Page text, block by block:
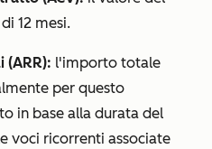
12 mesi.
(ARR): l'importo totale
per questo
in base alla durata del
voci ricorrenti associate